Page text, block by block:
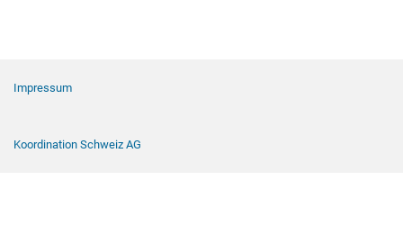
Impressum
Koordination Schweiz AG